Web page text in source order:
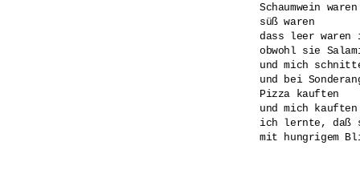
Schaumwein waren
süß waren
dass leer waren
obwohl sie
und mich
und bei
Pizza kauften
und mich kauften
ich lernte, daß
mit hungrigem